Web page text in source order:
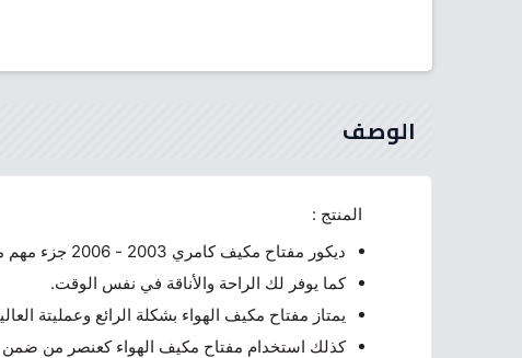
الوصف
المنتج :
ديكور مفتاح مكيف كامري 2003 - 2006 جزء مهم من تجهيزات سيارتك الكامري،
كما يوفر لك الراحة والأناقة في نفس الوقت.
يمتاز مفتاح مكيف الهواء بشكلة الرائع وعمليتة
كذلك استخدام مفتاح مكيف الهواء كعنصر من ضمن